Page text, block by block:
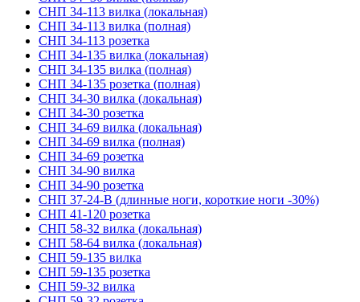
СНП 34-113 вилка (локальная)
СНП 34-113 вилка (полная)
СНП 34-113 розетка
СНП 34-135 вилка (локальная)
СНП 34-135 вилка (полная)
СНП 34-135 розетка (полная)
СНП 34-30 вилка (локальная)
СНП 34-30 розетка
СНП 34-69 вилка (локальная)
СНП 34-69 вилка (полная)
СНП 34-69 розетка
СНП 34-90 вилка
СНП 34-90 розетка
СНП 37-24-В (длинные ноги, короткие ноги -30%)
СНП 41-120 розетка
СНП 58-32 вилка (локальная)
СНП 58-64 вилка (локальная)
СНП 59-135 вилка
СНП 59-135 розетка
СНП 59-32 вилка